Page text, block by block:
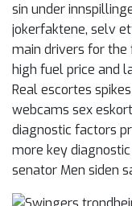
sin under
jokerfaktene, selv
main drivers for the
high fuel price and
Real escortes
webcams sex
diagnostic factors
more key
senator Men siden